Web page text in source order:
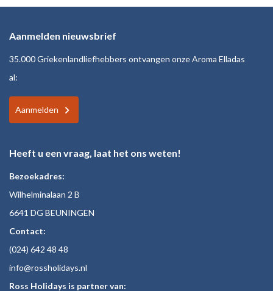
Aanmelden nieuwsbrief
35.000 Griekenlandliefhebbers ontvangen onze Aroma Elladas
al:
Aanmelden
Heeft u een vraag, laat het ons weten!
Bezoekadres:
Wilhelminalaan 2 B
6641 DG BEUNINGEN
Contact:
(024) 642 48 48
info@rossholidays.nl
Ross Holidays is partner van: